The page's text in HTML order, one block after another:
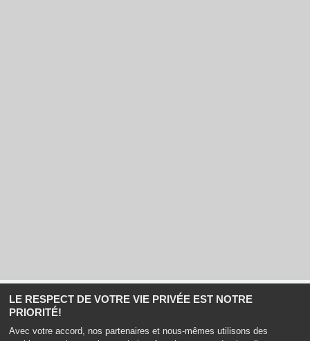
LE RESPECT DE VOTRE VIE PRIVÉE EST NOTRE
PRIORITÉ!
Avec votre accord, nos partenaires et nous-mêmes utilisons des
Boulevard de la Petite Hollande, 85360 La Tranche-sur-Mer | Mentions